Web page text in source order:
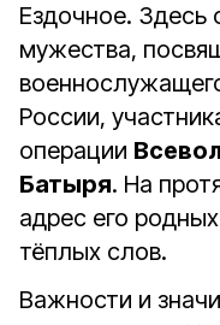
Ездочное. Здесь
мужества,
России,
операции
Батыря. На
адрес его
тёплых слов.
Важности и